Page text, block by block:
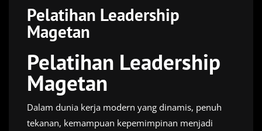
Pelatihan Leadership
Magetan
Pelatihan Leadership
Magetan
Dalam dunia kerja modern yang dinamis, penuh
tekanan, kemampuan kepemimpinan menjadi